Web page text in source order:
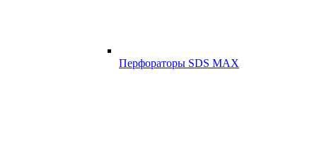
Перфораторы SDS MAX